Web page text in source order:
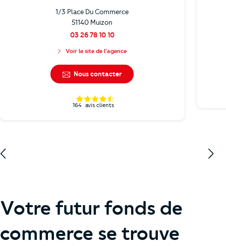
1/3 Place Du Commerce
51140 Muizon
03 26 78 10 10
Voir le site de l'agence
Nous contacter
164 avis clients
Votre futur fonds de
commerce se trouve